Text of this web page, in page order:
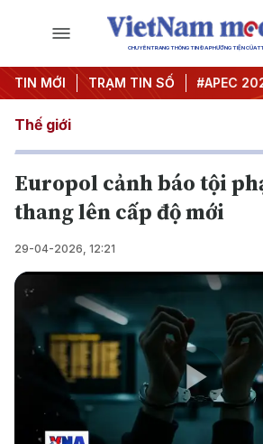
CHUYÊN TRANG THÔNG TIN ĐA PHƯƠNG TIỆN CỦA
TIN MỚI TRẠM TIN SỐ
#Hội nghị Trung ương 3 #APEC 2027
Thế giới
Europol cảnh báo tội
thang lên cấp độ mới
29-04-2026, 12:21